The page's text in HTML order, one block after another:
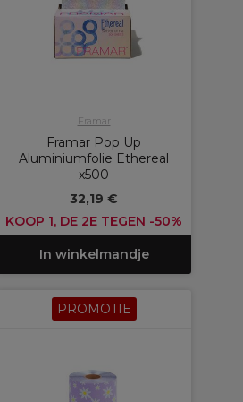
Framar
Framar Pop Up
Aluminiumfolie Ethereal
x500
32,19 €
KOOP 1, DE 2E TEGEN -50%
In winkelmandje
PROMOTIE